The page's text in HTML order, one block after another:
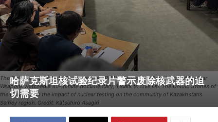
The 3rd Meeting of State Parties on the TPNW Treaty of the Prohibition of Nuclear
Weapons watched a 40-minute documentary, ‘I Want to Live On: The Untold Stories of
the Polygon,’ on the impact of nuclear testing on the community of Kazakhstan’s
Semey region. Credit: Katsuhiro Asagiri
哈萨克斯坦核试验纪录片警示废除核武器的迫
切需要